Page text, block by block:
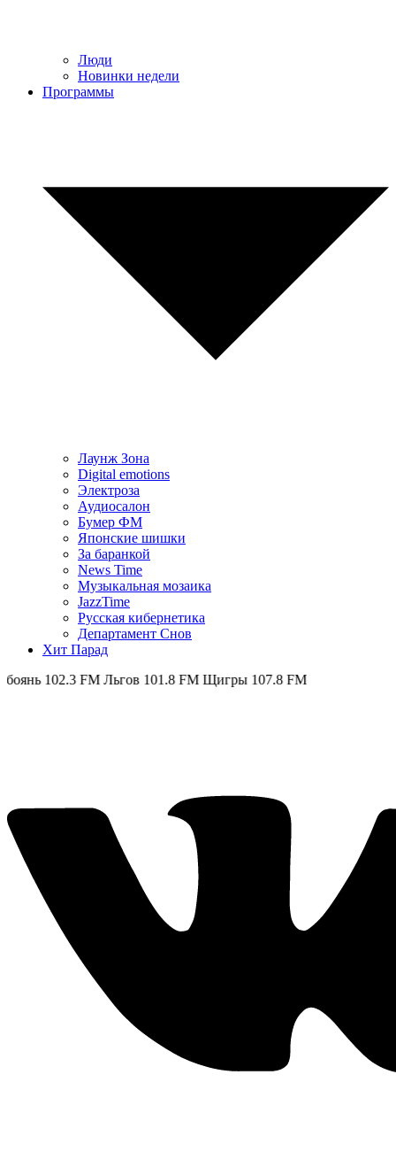
Люди
Новинки недели
Программы
Лаунж Зона
Digital emotions
Электроза
Аудиосалон
Бумер ФМ
Японскиe шишки
За баранкой
News Time
Музыкальная мозаика
JazzTime
Русская кибернетика
Департамент Снов
Хит Парад
FM Льгов 101.8 FM Щигры 107.8 FM